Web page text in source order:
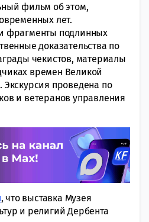
фильм об этом,
лет.
фрагменты подлинных
доказательства по
чекистов, материалы
времен Великой
проведена по
и ветеранов управления
, что выставка Музея
и религий Дербента